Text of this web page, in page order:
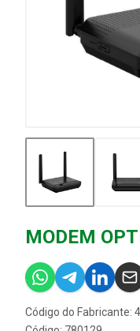
MODEM
Código do Fabricante: